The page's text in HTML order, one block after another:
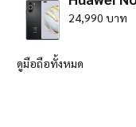
24,990 บาท
ดูมือถือทั้งหมด